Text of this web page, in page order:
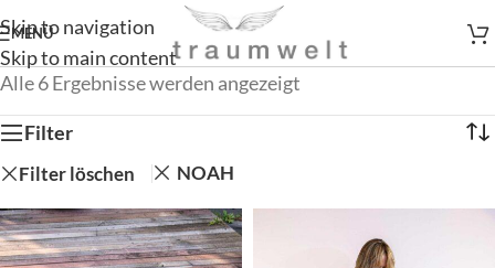
Skip to navigation
Skip to main content
MENÜ
Alle 6 Ergebnisse werden angezeigt
Filter
Filter löschen NOAH